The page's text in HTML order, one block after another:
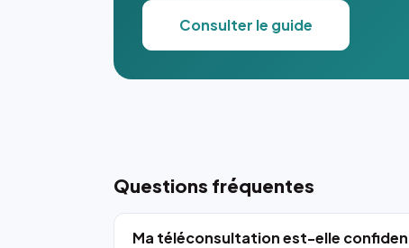
Consulter le guide
Questions fréquentes
Ma téléconsultation est-elle